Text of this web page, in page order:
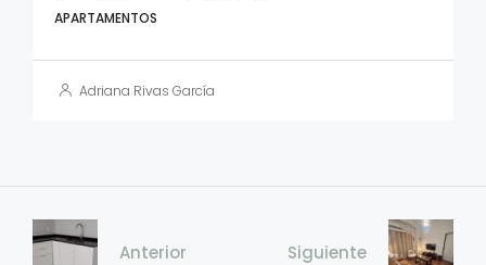
APARTAMENTOS
Adriana Rivas García
Anterior Siguiente